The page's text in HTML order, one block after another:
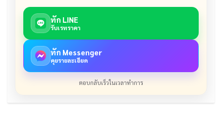
ทัก LINE
รับเรทราคา
ทัก Messenger
คุยรายละเอียด
ตอบกลับเร็วในเวลาทำการ